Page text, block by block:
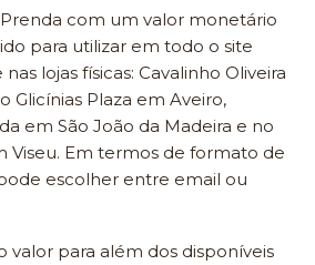
com um valor monetário
para utilizar em todo o site
lojas físicas: Cavalinho Oliveira
Glicínias Plaza em Aveiro,
em São João da Madeira e no
Viseu. Em termos de formato de
escolher entre email ou
valor para além dos disponíveis